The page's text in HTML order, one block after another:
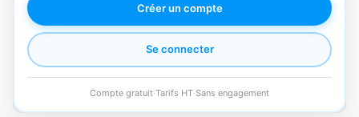
Créer un compte
Se connecter
Compte gratuit·Tarifs HT·Sans engagement